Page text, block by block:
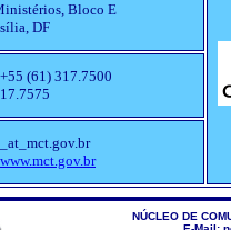
Bloco E
DF
+55 (61) 317.7500
NÚCLEO DE